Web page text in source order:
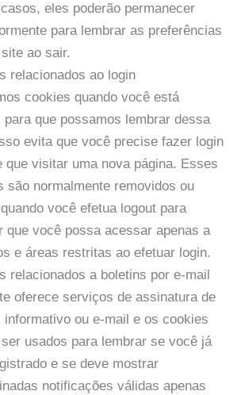
eles poderão permanecer
para lembrar as preferências
ao sair.
relacionados ao login
cookies quando você está
para que possamos lembrar dessa
evita que você precise fazer login
que visitar uma nova página. Esses
são normalmente removidos ou
você efetua logout para
que você possa acessar apenas a
e áreas restritas ao efetuar login.
relacionados a boletins por e-mail
oferece serviços de assinatura de
informativo ou e-mail e os cookies
usados ​​para lembrar se você já
e se deve mostrar
notificações válidas apenas